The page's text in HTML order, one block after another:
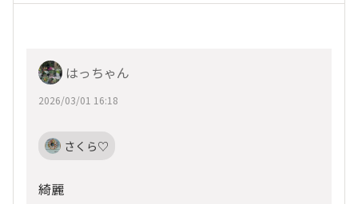
はっちゃん
2026/03/01 16:18
さくら♡
綺麗